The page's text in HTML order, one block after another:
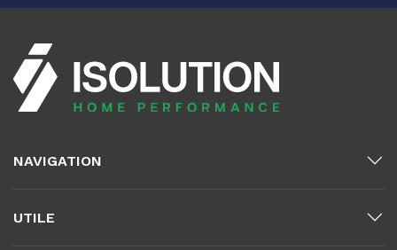
NAVIGATION
UTILE